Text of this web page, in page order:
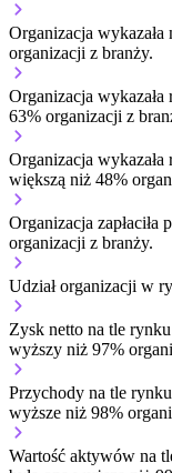
Organizacja
organizacji z branży.
Organizacja
63% organizacji z
Organizacja wykazała
większą niż 48%
Organizacja
organizacji z branży.
Udział organizacji w
Zysk netto na tle rynku
wyższy niż 97%
Przychody na tle rynku
wyższe niż 98%
Wartość aktywów na